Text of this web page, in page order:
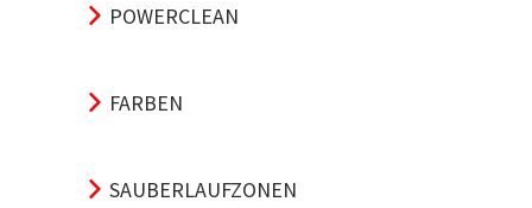
POWERCLEAN
FARBEN
SAUBERLAUFZONEN